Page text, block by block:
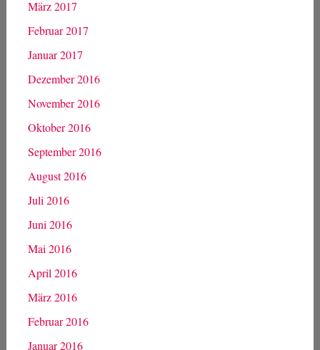
März 2017
Februar 2017
Januar 2017
Dezember 2016
November 2016
Oktober 2016
September 2016
August 2016
Juli 2016
Juni 2016
Mai 2016
April 2016
März 2016
Februar 2016
Januar 2016